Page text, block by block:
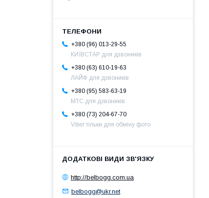
+380 (96) 013-29-55
КИЇВСТАР для дзвоників
+380 (63) 610-19-63
ЛАЙФ для дзвоників
+380 (95) 583-63-19
МТС для дзвоників
+380 (73) 204-67-70
Viber тільки для обміну фото
http://belbogg.com.ua
belbogg@ukr.net